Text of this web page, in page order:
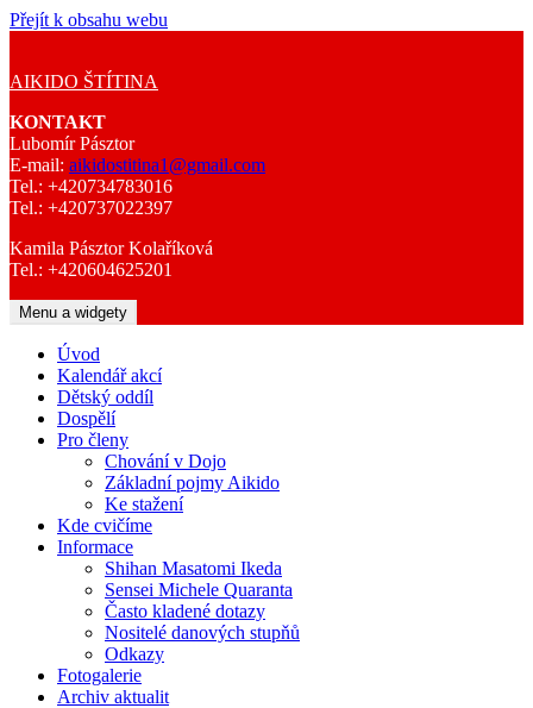
Přejít k obsahu webu
AIKIDO ŠTÍTINA
KONTAKT
Lubomír Pásztor
E-mail: aikidostitina1@gmail.com
Tel.: +420734783016
Tel.: +420737022397
Kamila Pásztor Kolaříková
Tel.: +420604625201
Menu a widgety
Úvod
Kalendář akcí
Dětský oddíl
Dospělí
Pro členy
Chování v Dojo
Základní pojmy Aikido
Ke stažení
Kde cvičíme
Informace
Shihan Masatomi Ikeda
Sensei Michele Quaranta
Často kladené dotazy
Nositelé danových stupňů
Odkazy
Fotogalerie
Archiv aktualit